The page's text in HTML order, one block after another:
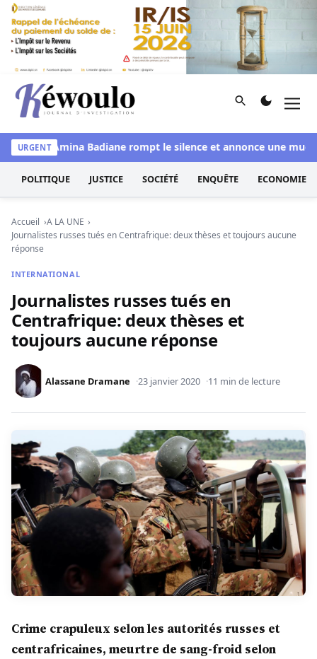
Aller au contenu
Kéwoulo, le premier site d'information et d'investigation
Rechercher
URGENT
: Amina Badiane rompt le silence et annonce une mue
POLITIQUE JUSTICE SOCIÉTÉ ENQUÊTE ECONOMIE
Accueil
A LA UNE
Journalistes russes tués en Centrafrique: deux thèses et toujours aucune
réponse
INTERNATIONAL
Journalistes russes tués en
Centrafrique: deux thèses et
toujours aucune réponse
Alassane Dramane 23 janvier 2020 11 min de lecture
Crime crapuleux selon les autorités russes et
centrafricaines, meurtre de sang-froid selon